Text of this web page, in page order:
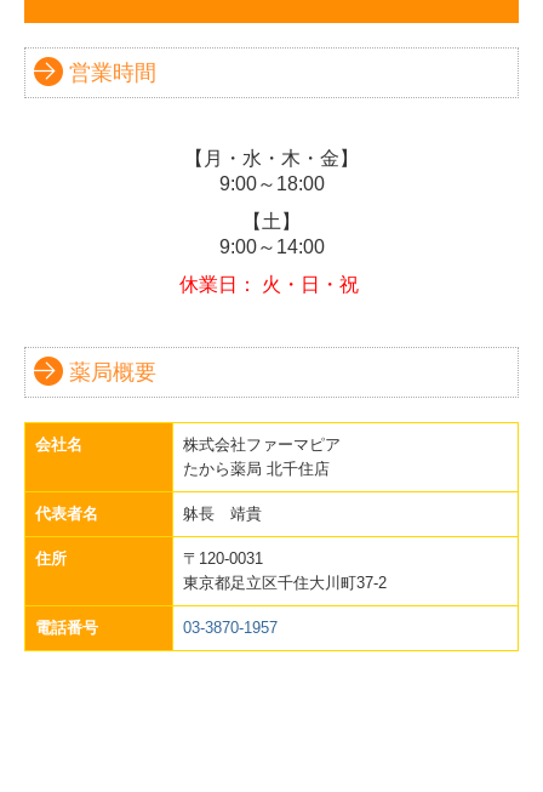
営業時間
【月・水・木・金】
9:00～18:00
【土】
9:00～14:00
休業日：
火・日・祝
薬局概要
会社名
株式会社ファーマピア
たから薬局 北千住店
代表者名 躰長 靖貴
住所
〒120-0031
東京都足立区千住大川町37-2
電話番号 03-3870-1957